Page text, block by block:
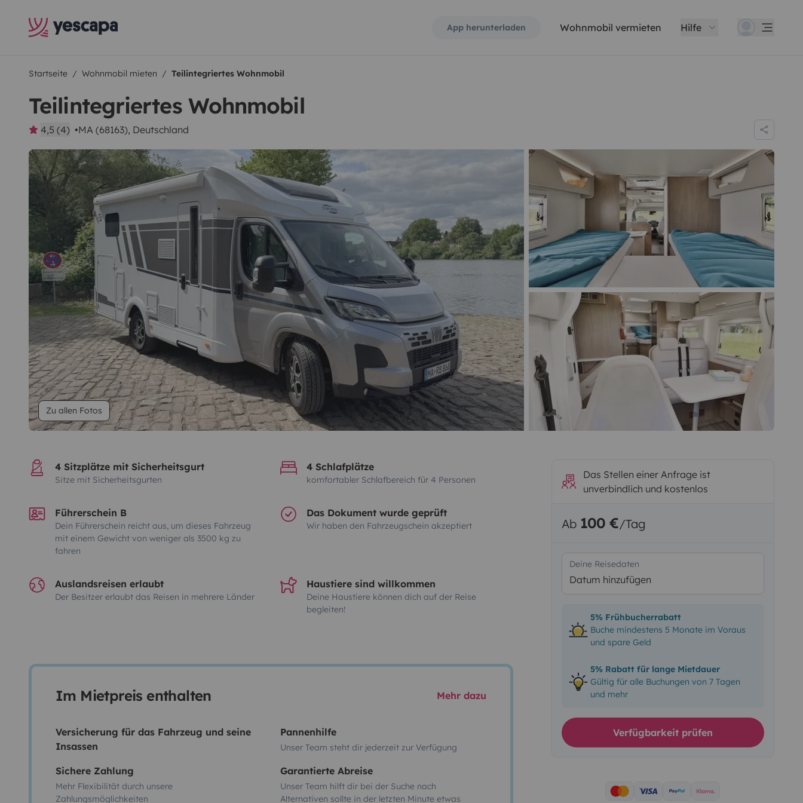
App herunterladen Wohnmobil vermieten Hilfe
Startseite Wohnmobil mieten Teilintegriertes Wohnmobil
Teilintegriertes Wohnmobil
4,5 (4) MA (68163), Deutschland
Zu allen Fotos
4 Sitzplätze mit Sicherheitsgurt
Sitze mit Sicherheitsgurten
4 Schlafplätze
komfortabler Schlafbereich für 4 Personen
Führerschein B
Dein Führerschein reicht aus, um dieses Fahrzeug
mit einem Gewicht von weniger als 3500 kg zu
fahren
Das Dokument wurde geprüft
Wir haben den Fahrzeugschein akzeptiert
Auslandsreisen erlaubt
Der Besitzer erlaubt das Reisen in mehrere Länder
Haustiere sind willkommen
Deine Haustiere können dich auf der Reise
begleiten!
Im Mietpreis enthalten Mehr dazu
Versicherung für das Fahrzeug und seine
Insassen
Pannenhilfe
Unser Team steht dir jederzeit zur Verfügung
Sichere Zahlung
Mehr Flexibilität durch unsere
Zahlungsmöglichkeiten
Garantierte Abreise
Unser Team hilft dir bei der Suche nach
Alternativen sollte in der letzten Minute etwas
Das Stellen einer Anfrage ist
unverbindlich und kostenlos
Ab 100 €/Tag
Deine Reisedaten
Datum hinzufügen
5% Frühbucherrabatt
Buche mindestens 5 Monate im Voraus
und spare Geld
5% Rabatt für lange Mietdauer
Gültig für alle Buchungen von 7 Tagen
und mehr
Verfügbarkeit prüfen